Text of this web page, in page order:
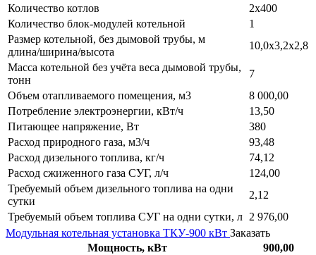
Количество котлов
2х400
Количество блок-модулей котельной
1
Размер котельной, без дымовой трубы, м
длина/ширина/высота
10,0х3,2х2,8
Масса котельной без учёта веса дымовой трубы,
тонн
7
Объем отапливаемого помещения, м3
8 000,00
Потребление электроэнергии, кВт/ч
13,50
Питающее напряжение, Вт
380
Расход природного газа, м3/ч
93,48
Расход дизельного топлива, кг/ч
74,12
Расход сжиженного газа СУГ, л/ч
124,00
Требуемый объем дизельного топлива на одни
сутки
2,12
Требуемый объем топлива СУГ на одни сутки, л 2 976,00
Модульная котельная установка ТКУ-900 кВт Заказать
Мощность, кВт
900,00